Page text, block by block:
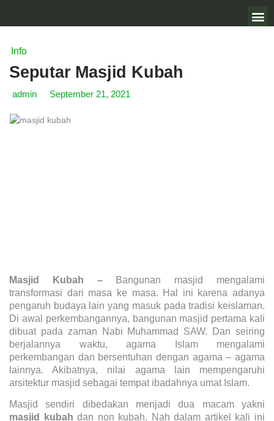
Info
Seputar Masjid Kubah
admin September 21, 2021
Masjid Kubah –Bangunan masjid mengalami
transformasi dari masa ke masa. Hal ini karena adanya
pengaruh budaya lain yang masuk pada tradisi keislaman.
Di awal perkembangannya, bangunan masjid pertama kali
dibuat pada zaman Nabi Muhammad SAW. Dan seiring
berjalannya waktu, agama Islam mengalami
perkembangan dan bersentuhan dengan agama – agama
lainnya. Akibatnya, nilai agama lain mempengaruhi
arsitektur masjid sebagai tempat ibadahnya umat Islam.
Masjid sendiri dibedakan menjadi dua macam yakni
masjid kubahdan non kubah. Nah dalam artikel kali ini